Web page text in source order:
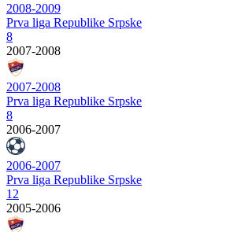
2008-2009
Prva liga Republike Srpske
8
2007-2008
2007-2008
Prva liga Republike Srpske
8
2006-2007
2006-2007
Prva liga Republike Srpske
12
2005-2006